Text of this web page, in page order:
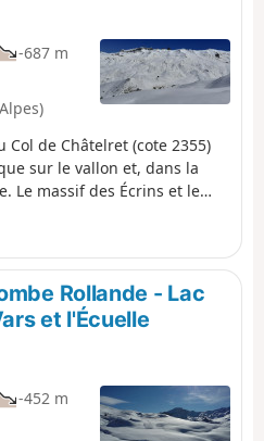
-687 m
Col de Châtelret (cote 2355)
sur le vallon et, dans la
Le massif des Écrins et le
Rollande - Lac
et l'Écuelle
-452 m